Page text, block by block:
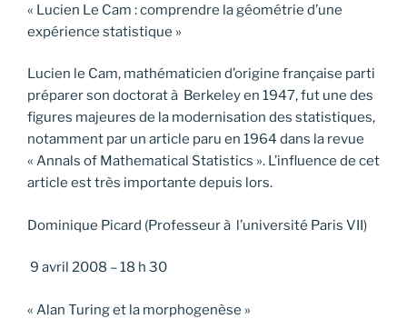
« Lucien Le Cam : comprendre la géométrie d’une
expérience statistique »
Lucien le Cam, mathématicien d’origine française parti
préparer son doctorat à Berkeley en 1947, fut une des
figures majeures de la modernisation des statistiques,
notamment par un article paru en 1964 dans la revue
« Annals of Mathematical Statistics ». L’influence de cet
article est très importante depuis lors.
Dominique Picard (Professeur à l’université Paris VII)
9 avril 2008 – 18 h 30
« Alan Turing et la morphogenèse »